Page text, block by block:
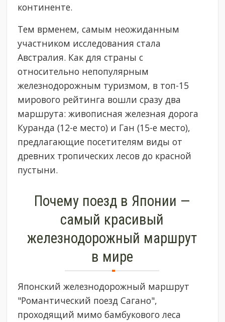
континенте.
Тем врменем, самым неожиданным
участником исследования стала
Австралия. Как для страны с
относительно непопулярным
железнодорожным туризмом, в топ-15
мирового рейтинга вошли сразу два
маршрута: живописная железная дорога
Куранда (12-е место) и Ган (15-е место),
предлагающие посетителям виды от
древних тропических лесов до красной
пустыни.
Почему поезд в Японии —
самый красивый
железнодорожный маршрут
в мире
Японский железнодорожный маршрут
"Романтический поезд Сагано",
проходящий мимо бамбукового леса